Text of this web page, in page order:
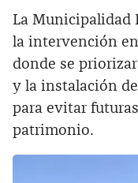
La Municipalidad
la intervención
donde se
y la instalación
para evitar
patrimonio.